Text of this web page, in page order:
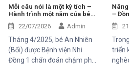
trình phát triển chậm hơn so
với các bạn cùng trang lứa.
Những điều tưởng như rất
bình thường đối với một đứa
trẻ lại là những cột mốc đầy
gian nan đối với em.
khói
Mỗi câu nói là một kỳ tích –
Hành trình một năm của bé
An Nhiên (Bối)
22/07/2026 Admin
Tháng 4/2025, bé An Nhiên
(Bối) được Bệnh viện Nhi
Đồng 1 chẩn đoán chậm phát
–
phát
triển